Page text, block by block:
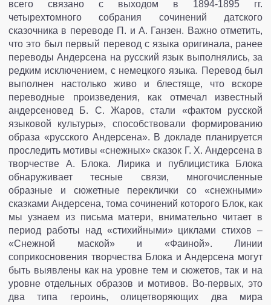
всего связано с выходом в 1894-1895 гг.
четырехтомного собрания сочинений датского
сказочника в переводе П. и А. Ганзен. Важно отметить,
что это был первый перевод с языка оригинала, ранее
переводы Андерсена на русский язык выполнялись, за
редким исключением, с немецкого языка. Перевод был
выполнен настолько живо и блестяще, что вскоре
переводные произведения, как отмечал известный
андерсеновед Б. С. Жаров, стали «фактом русской
языковой культуры», способствовали формированию
образа «русского Андерсена». В докладе планируется
проследить мотивы «снежных» сказок Г. Х. Андерсена в
творчестве А. Блока. Лирика и публицистика Блока
обнаруживает тесные связи, многочисленные
образные и сюжетные переклички со «снежными»
сказками Андерсена, тома сочинений которого Блок, как
мы узнаем из письма матери, внимательно читает в
период работы над «стихийными» циклами стихов –
«Снежной маской» и «Фаиной». Линии
соприкосновения творчества Блока и Андерсена могут
быть выявлены как на уровне тем и сюжетов, так и на
уровне отдельных образов и мотивов. Во-первых, это
два типа героинь, олицетворяющих два мира